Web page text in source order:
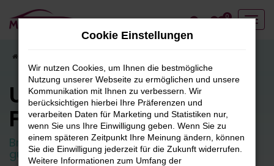
Zum
Hauptinhalt
0
Unser
Fahrzeugbestand
Breite Auswahl an attraktiven Neuwagen und
guten Gebrauchtfahrzeugen.
Cookie Einstellungen
Wir nutzen Cookies, um Ihnen die bestmögliche
Nutzung unserer Webseite zu ermöglichen und unsere
Kommunikation mit Ihnen zu verbessern. Wir
berücksichtigen hierbei Ihre Präferenzen und
verarbeiten Daten für Marketing und Statistiken nur,
wenn Sie uns Ihre Einwilligung geben. Wenn Sie zu
einem späteren Zeitpunkt Ihre Meinung ändern, können
Sie die Einwilligung jederzeit für die Zukunft widerrufen.
Weitere Informationen zum Umfang der